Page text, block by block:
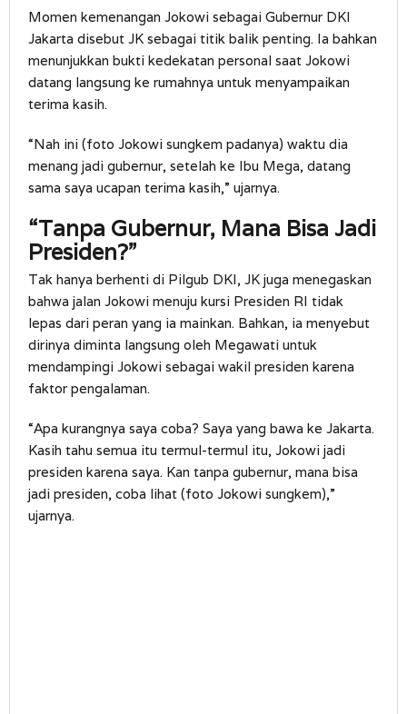
Presiden
Momen kemenangan Jokowi sebagai Gubernur DKI
Jakarta disebut JK sebagai titik balik penting. Ia bahkan
menunjukkan bukti kedekatan personal saat Jokowi
datang langsung ke rumahnya untuk menyampaikan
terima kasih.
“Nah ini (foto Jokowi sungkem padanya) waktu dia
menang jadi gubernur, setelah ke Ibu Mega, datang
sama saya ucapan terima kasih,” ujarnya.
“Tanpa Gubernur, Mana Bisa Jadi
Presiden?”
Tak hanya berhenti di Pilgub DKI, JK juga menegaskan
bahwa jalan Jokowi menuju kursi Presiden RI tidak
lepas dari peran yang ia mainkan. Bahkan, ia menyebut
dirinya diminta langsung oleh Megawati untuk
mendampingi Jokowi sebagai wakil presiden karena
faktor pengalaman.
“Apa kurangnya saya coba? Saya yang bawa ke Jakarta.
Kasih tahu semua itu termul-termul itu, Jokowi jadi
presiden karena saya. Kan tanpa gubernur, mana bisa
jadi presiden, coba lihat (foto Jokowi sungkem),”
ujarnya.